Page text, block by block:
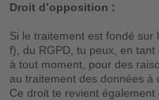
Droit d’opposition :
Si le traitement est fondé sur
f), du RGPD, tu peux, en
à tout moment, pour des
au traitement des données à
Ce droit te revient